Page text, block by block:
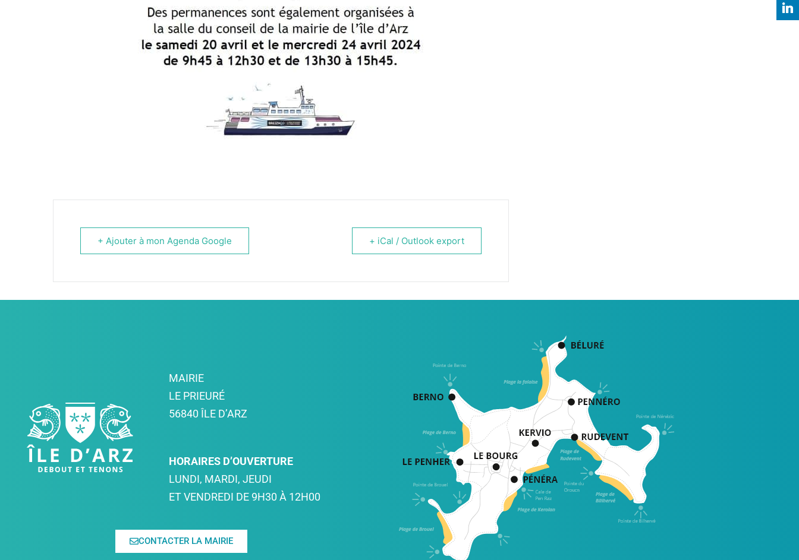
+ Ajouter à mon Agenda Google + iCal / Outlook export
MAIRIE
LE PRIEURÉ
56840 ÎLE D’ARZ
HORAIRES D’OUVERTURE
LUNDI, MARDI, JEUDI
ET VENDREDI DE 9H30 À 12H00
CONTACTER LA MAIRIE